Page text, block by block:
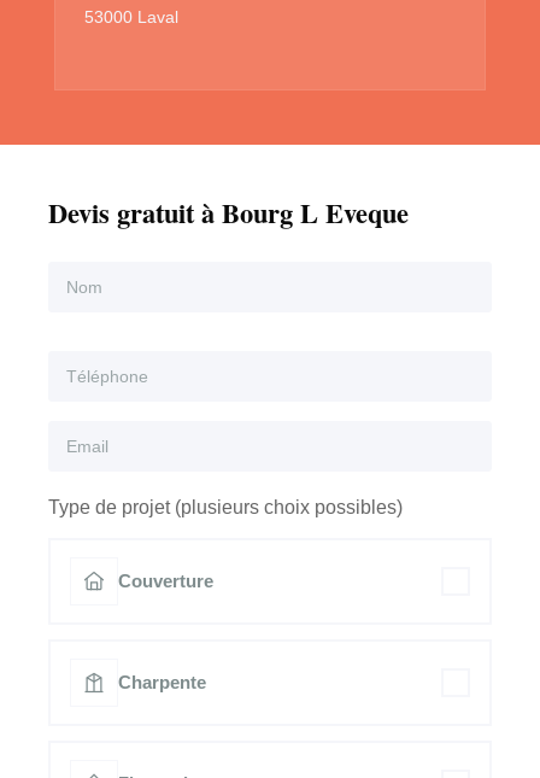
53000 Laval
Devis gratuit à Bourg L Eveque
Type de projet (plusieurs choix possibles)
Couverture
Charpente